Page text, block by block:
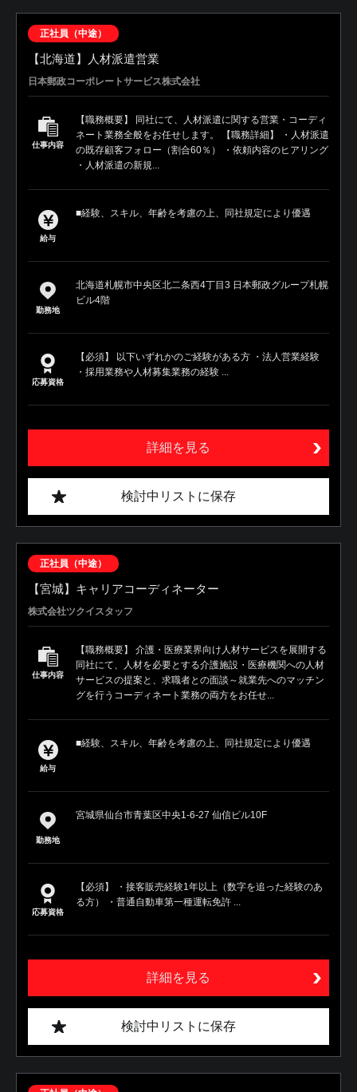
正社員（中途）
【北海道】人材派遣営業
日本郵政コーポレートサービス株式会社
仕事内容
【職務概要】 同社にて、人材派遣に関する営業・コーディ
ネート業務全般をお任せします。 【職務詳細】 ・人材派遣
の既存顧客フォロー（割合60％） ・依頼内容のヒアリング
・人材派遣の新規...
給与
■経験、スキル、年齢を考慮の上、同社規定により優遇
勤務地
北海道札幌市中央区北二条西4丁目3 日本郵政グループ札幌
ビル4階
応募資格
【必須】 以下いずれかのご経験がある方 ・法人営業経験
・採用業務や人材募集業務の経験 ...
詳細を見る
検討中リストに保存
正社員（中途）
【宮城】キャリアコーディネーター
株式会社ツクイスタッフ
仕事内容
【職務概要】 介護・医療業界向け人材サービスを展開する
同社にて、人材を必要とする介護施設・医療機関への人材
サービスの提案と、求職者との面談～就業先へのマッチン
グを行うコーディネート業務の両方をお任せ...
給与
■経験、スキル、年齢を考慮の上、同社規定により優遇
勤務地
宮城県仙台市青葉区中央1-6-27 仙信ビル10F
応募資格
【必須】 ・接客販売経験1年以上（数字を追った経験のあ
る方） ・普通自動車第一種運転免許 ...
詳細を見る
検討中リストに保存